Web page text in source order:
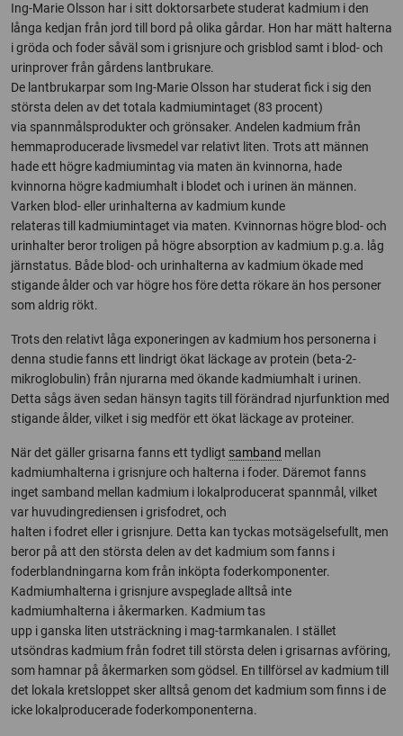
Ing-Marie Olsson har i sitt doktorsarbete studerat kadmium i den
långa kedjan från jord till bord på olika gårdar. Hon har mätt halterna
i gröda och foder såväl som i grisnjure och grisblod samt i blod- och
urinprover från gårdens lantbrukare.
De lantbrukarpar som Ing-Marie Olsson har studerat fick i sig den
största delen av det totala kadmiumintaget (83 procent)
via spannmålsprodukter och grönsaker. Andelen kadmium från
hemmaproducerade livsmedel var relativt liten. Trots att männen
hade ett högre kadmiumintag via maten än kvinnorna, hade
kvinnorna högre kadmiumhalt i blodet och i urinen än männen.
Varken blod- eller urinhalterna av kadmium kunde
relateras till kadmiumintaget via maten. Kvinnornas högre blod- och
urinhalter beror troligen på högre absorption av kadmium p.g.a. låg
järnstatus. Både blod- och urinhalterna av kadmium ökade med
stigande ålder och var högre hos före detta rökare än hos personer
som aldrig rökt.
Trots den relativt låga exponeringen av kadmium hos personerna i
denna studie fanns ett lindrigt ökat läckage av protein (beta-2-
mikroglobulin) från njurarna med ökande kadmiumhalt i urinen.
Detta sågs även sedan hänsyn tagits till förändrad njurfunktion med
stigande ålder, vilket i sig medför ett ökat läckage av proteiner.
När det gäller grisarna fanns ett tydligt samband mellan
kadmiumhalterna i grisnjure och halterna i foder. Däremot fanns
inget samband mellan kadmium i lokalproducerat spannmål, vilket
var huvudingrediensen i grisfodret, och
halten i fodret eller i grisnjure. Detta kan tyckas motsägelsefullt, men
beror på att den största delen av det kadmium som fanns i
foderblandningarna kom från inköpta foderkomponenter.
Kadmiumhalterna i grisnjure avspeglade alltså inte
kadmiumhalterna i åkermarken. Kadmium tas
upp i ganska liten utsträckning i mag-tarmkanalen. I stället
utsöndras kadmium från fodret till största delen i grisarnas avföring,
som hamnar på åkermarken som gödsel. En tillförsel av kadmium till
det lokala kretsloppet sker alltså genom det kadmium som finns i de
icke lokalproducerade foderkomponenterna.